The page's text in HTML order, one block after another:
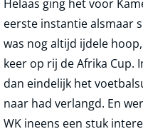
Helaas ging het voor
eerste instantie alsmaar
was nog altijd ijdele
keer op rij de Afrika Cup.
dan eindelijk het
naar had verlangd. En
WK ineens een stuk